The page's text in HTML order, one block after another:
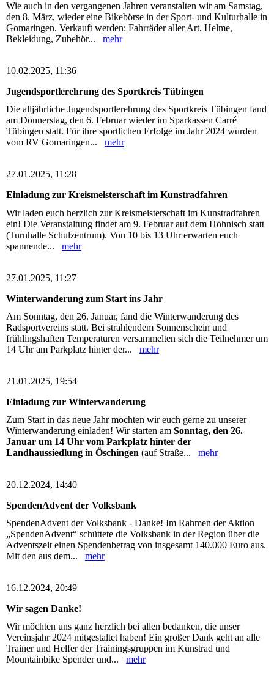
Wie auch in den vergangenen Jahren veranstalten wir am Samstag,
den 8. März, wieder eine Bikebörse in der Sport- und Kulturhalle in
Gomaringen. Verkauft werden: Fahrräder aller Art, Helme,
Bekleidung, Zubehör... mehr
10.02.2025, 11:36
Jugendsportlerehrung des Sportkreis Tübingen
Die alljährliche Jugendsportlerehrung des Sportkreis Tübingen fand
am Donnerstag, den 6. Februar wieder im Sparkassen Carré
Tübingen statt. Für ihre sportlichen Erfolge im Jahr 2024 wurden
vom RV Gomaringen... mehr
27.01.2025, 11:28
Einladung zur Kreismeisterschaft im Kunstradfahren
Wir laden euch herzlich zur Kreismeisterschaft im Kunstradfahren
ein! Die Veranstaltung findet am 9. Februar auf dem Höhnisch statt
(Turnhalle Schulzentrum). Von 10 bis 13 Uhr erwarten euch
spannende... mehr
27.01.2025, 11:27
Winterwanderung zum Start ins Jahr
Am Sonntag, den 26. Januar, fand die Winterwanderung des
Radsportvereins statt. Bei strahlendem Sonnenschein und
frühlingshaften Temperaturen versammelten sich die Teilnehmer um
14 Uhr am Parkplatz hinter der... mehr
21.01.2025, 19:54
Einladung zur Winterwanderung
Zum Start in das neue Jahr möchten wir euch gerne zu unserer
Winterwanderung einladen! Wir starten am Sonntag, den 26.
Januar um 14 Uhr vom Parkplatz hinter der
Landhaussiedlung in Öschingen (auf Straße... mehr
20.12.2024, 14:40
SpendenAdvent der Volksbank
SpendenAdvent der Volksbank - Danke! Im Rahmen der Aktion
„SpendenAdvent“ schüttete die Volksbank in der Region über die
Adventszeit einen Spendenbetrag von insgesamt 140.000 Euro aus.
Mit den aus dem... mehr
16.12.2024, 20:49
Wir sagen Danke!
Wir möchten uns ganz herzlich bei allen bedanken, die unser
Vereinsjahr 2024 mitgestaltet haben! Ein großer Dank geht an alle
Trainer und Helfer der Trainingsgruppen im Kunstrad und
Mountainbike Spender und... mehr